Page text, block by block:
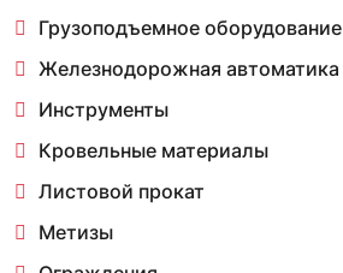
Грузоподъемное оборудование
Железнодорожная автоматика
Инструменты
Кровельные материалы
Листовой прокат
Метизы